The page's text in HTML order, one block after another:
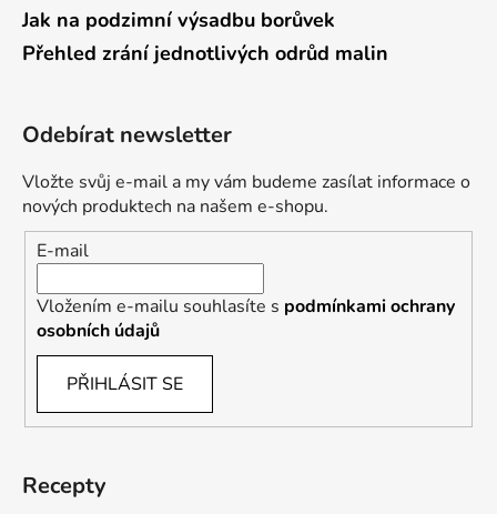
Jak na podzimní výsadbu borůvek
Přehled zrání jednotlivých odrůd malin
Odebírat newsletter
Vložte svůj e-mail a my vám budeme zasílat informace o
nových produktech na našem e-shopu.
E-mail
Vložením e-mailu souhlasíte s podmínkami ochrany
osobních údajů
PŘIHLÁSIT SE
Recepty